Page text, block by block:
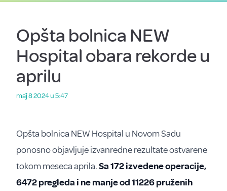
Opšta bolnica NEW
Hospital obara rekorde u
aprilu
maǰ 8 2024 u 5:47
Opšta bolnica NEW Hospital u Novom Sadu
ponosno objavljuje izvanredne rezultate ostvarene
tokom meseca aprila.Sa 172 izvedene operacije,
6472 pregleda i ne manje od 11226 pruženih